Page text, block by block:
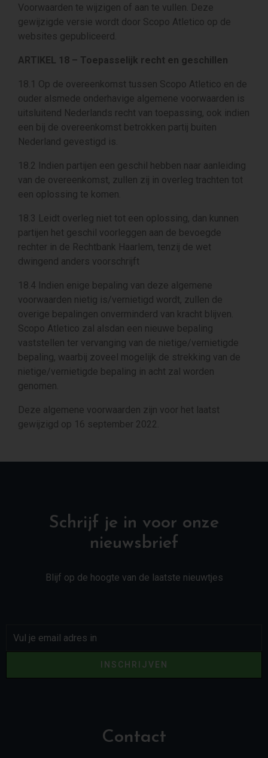
Voorwaarden te wijzigen of aan te vullen. Deze
gewijzigde versie wordt door Scopo Atletico op de
websites gepubliceerd.
ARTIKEL 18 – Toepasselijk recht en geschillen
18.1 Op de overeenkomst tussen Scopo Atletico en de
ouder alsmede onderhavige algemene voorwaarden is
uitsluitend Nederlands recht van toepassing, ook indien
een bij de overeenkomst betrokken partij buiten
Nederland gevestigd is.
18.2 Indien partijen een geschil hebben naar aanleiding
van de overeenkomst, zullen zij in overleg trachten tot
een oplossing te komen.
18.3 Leidt overleg niet tot een oplossing, dan kunnen
partijen het geschil voorleggen aan de bevoegde
rechter in de Rechtbank Haarlem, tenzij de wet
dwingend anders voorschrijft
18.4 Indien enige bepaling van deze algemene
voorwaarden nietig is/vernietigd wordt, zullen de
overige bepalingen onverminderd van kracht blijven.
Scopo Atletico zal alsdan een nieuwe bepaling
vaststellen ter vervanging van de nietige/vernietigde
bepaling, waarbij zoveel mogelijk de strekking van de
nietige/vernietigde bepaling in acht zal worden
genomen.
Deze algemene voorwaarden zijn voor het laatst
gewijzigd op 16 september 2022.
Schrijf je in voor onze
nieuwsbrief
Blijf op de hoogte van de laatste nieuwtjes
INSCHRIJVEN
Contact